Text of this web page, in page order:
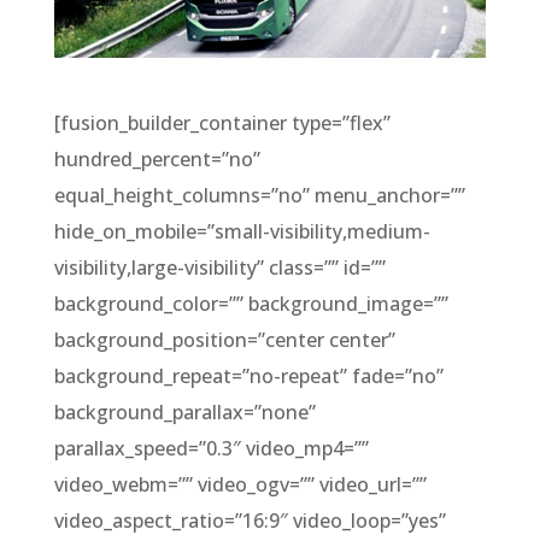
[fusion_builder_container type=”flex”
hundred_percent=”no”
equal_height_columns=”no” menu_anchor=””
hide_on_mobile=”small-visibility,medium-
visibility,large-visibility” class=”” id=””
background_color=”” background_image=””
background_position=”center center”
background_repeat=”no-repeat” fade=”no”
background_parallax=”none”
parallax_speed=”0.3″ video_mp4=””
video_webm=”” video_ogv=”” video_url=””
video_aspect_ratio=”16:9″ video_loop=”yes”